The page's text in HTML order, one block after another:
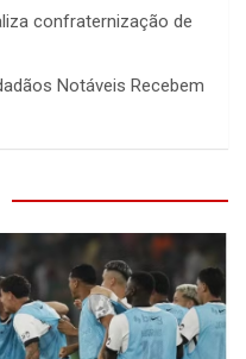
confraternização de
Notáveis Recebem